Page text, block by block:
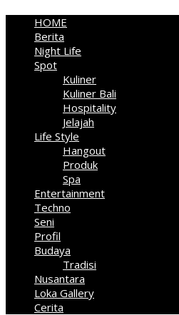
HOME
Berita
Night Life
Spot
Kuliner
Kuliner Bali
Hospitality
Jelajah
Life Style
Hangout
Produk
Spa
Entertainment
Techno
Seni
Profil
Budaya
Tradisi
Nusantara
Loka Gallery
Cerita